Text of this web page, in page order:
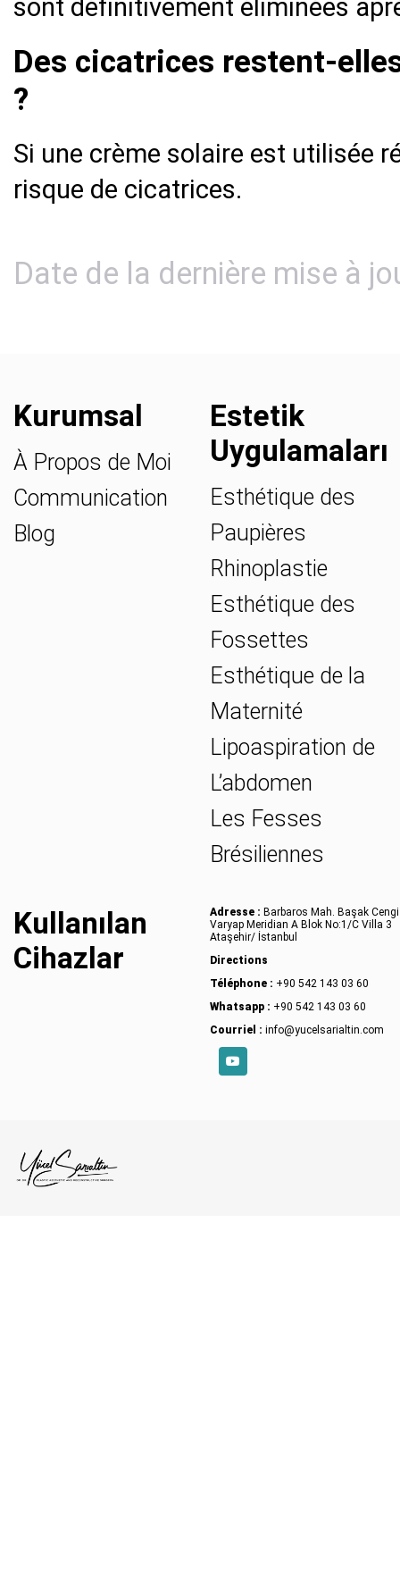
sont définitivement éliminées
Des cicatrices restent-
?
Si une crème solaire est utilisée
risque de cicatrices.
Date de la dernière mise à
Kurumsal
À Propos de Moi
Communication
Blog
Estetik
Uygulamaları
Esthétique des
Paupières
Rhinoplastie
Esthétique des
Fossettes
Esthétique de la
Maternité
Lipoaspiration de
L’abdomen
Les Fesses
Brésiliennes
Kullanılan
Cihazlar
Adresse : Barbaros Mah. Başak
Varyap Meridian A Blok No:1/C Villa 3
Ataşehir/ İstanbul
Directions
Téléphone : +90 542 143 03 60
Whatsapp : +90 542 143 03 60
Courriel : info@yucelsarialtin.com
YouTube